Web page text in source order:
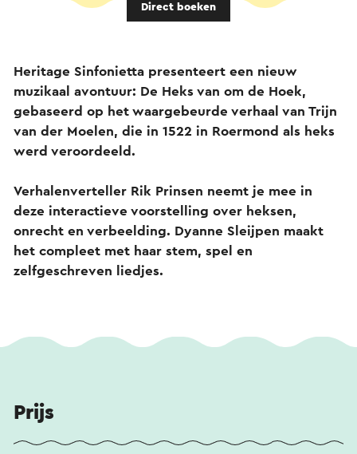
Direct boeken
Heritage Sinfonietta presenteert een nieuw
muzikaal avontuur: De Heks van om de Hoek,
gebaseerd op het waargebeurde verhaal van Trijn
van der Moelen, die in 1522 in Roermond als heks
werd veroordeeld.
Verhalenverteller Rik Prinsen neemt je mee in
deze interactieve voorstelling over heksen,
onrecht en verbeelding. Dyanne Sleijpen maakt
het compleet met haar stem, spel en
zelfgeschreven liedjes.
Prijs